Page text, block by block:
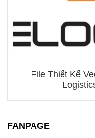
File Thiết Kế
FANPAGE